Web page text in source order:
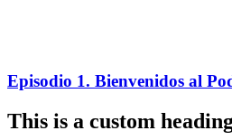
Episodio 1. Bienvenidos al
This is a custom